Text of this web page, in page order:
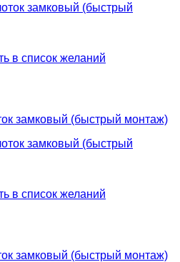
в список желаний
замковый (быстрый монтаж)
в список желаний
замковый (быстрый монтаж)